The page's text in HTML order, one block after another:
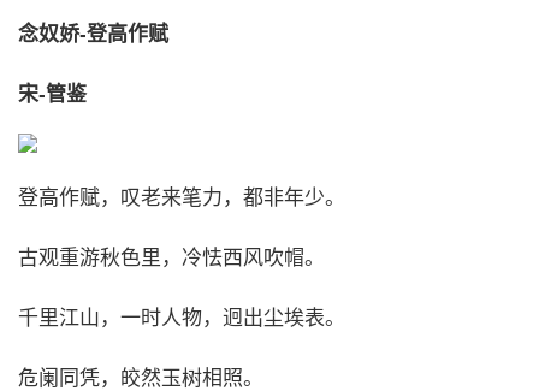
念奴娇-登高作赋
宋-管鉴
登高作赋，叹老来笔力，都非年少。
古观重游秋色里，冷怯西风吹帽。
千里江山，一时人物，迥出尘埃表。
危阑同凭，皎然玉树相照。